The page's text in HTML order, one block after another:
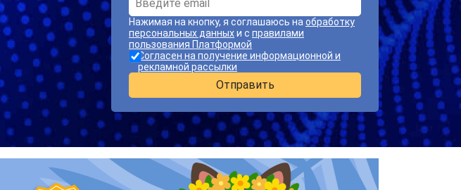
Нажимая на кнопку, я соглашаюсь на обработку
персональных данныхи с правилами
пользования Платформой
Согласен на получение информационной и
рекламной рассылки
Отправить